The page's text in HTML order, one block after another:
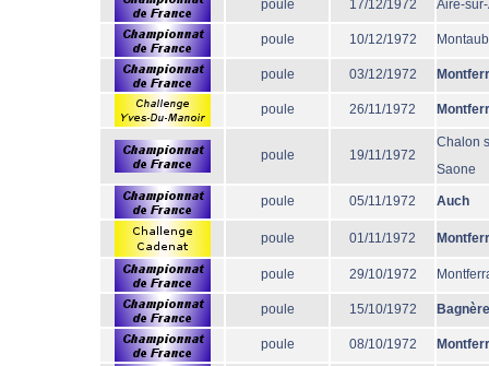
poule 17/12/1972 Aire-
poule 10/12/1972
poule 03/12/1972
poule 26/11/1972
poule 19/11/1972
Chalon
Saone
poule 05/11/1972 Auch
poule 01/11/1972
poule 29/10/1972
poule 15/10/1972
poule 08/10/1972